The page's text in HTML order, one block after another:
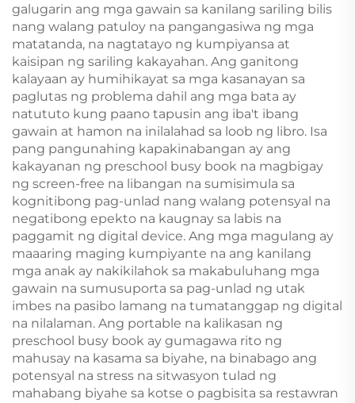
galugarin ang mga gawain sa kanilang sariling bilis
nang walang patuloy na pangangasiwa ng mga
matatanda, na nagtatayo ng kumpiyansa at
kaisipan ng sariling kakayahan. Ang ganitong
kalayaan ay humihikayat sa mga kasanayan sa
paglutas ng problema dahil ang mga bata ay
natututo kung paano tapusin ang iba't ibang
gawain at hamon na inilalahad sa loob ng libro. Isa
pang pangunahing kapakinabangan ay ang
kakayanan ng preschool busy book na magbigay
ng screen-free na libangan na sumisimula sa
kognitibong pag-unlad nang walang potensyal na
negatibong epekto na kaugnay sa labis na
paggamit ng digital device. Ang mga magulang ay
maaaring maging kumpiyante na ang kanilang
mga anak ay nakikilahok sa makabuluhang mga
gawain na sumusuporta sa pag-unlad ng utak
imbes na pasibo lamang na tumatanggap ng digital
na nilalaman. Ang portable na kalikasan ng
preschool busy book ay gumagawa rito ng
mahusay na kasama sa biyahe, na binabago ang
potensyal na stress na sitwasyon tulad ng
mahabang biyahe sa kotse o pagbisita sa restawran